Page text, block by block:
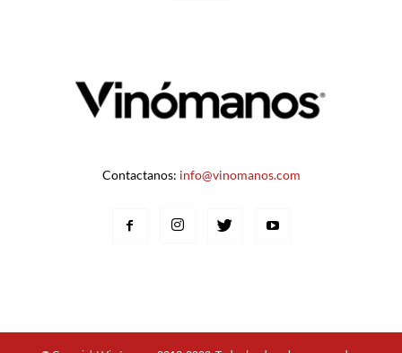
Contactanos: info@vinomanos.com